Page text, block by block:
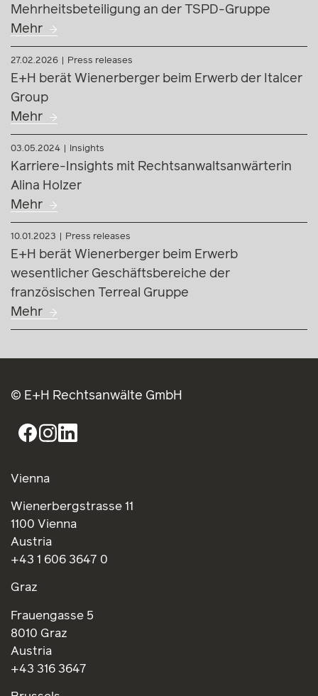
Mehrheitsbeteiligung an der TSPD-Gruppe
Mehr
27.02.2026 Press releases
E+H berät Wienerberger beim Erwerb der Italcer
Group
Mehr
03.05.2024 Insights
Karriere-Insights mit Rechtsanwaltsanwärterin
Alina Holzer
Mehr
10.01.2023 Press releases
E+H berät Wienerberger beim Erwerb
wesentlicher Geschäftsbereiche der
französischen Terreal Gruppe
Mehr
© E+H Rechtsanwälte GmbH
Vienna
Wienerbergstrasse 11
1100 Vienna
Austria
+43 1 606 3647 0
Graz
Frauengasse 5
8010 Graz
Austria
+43 316 3647